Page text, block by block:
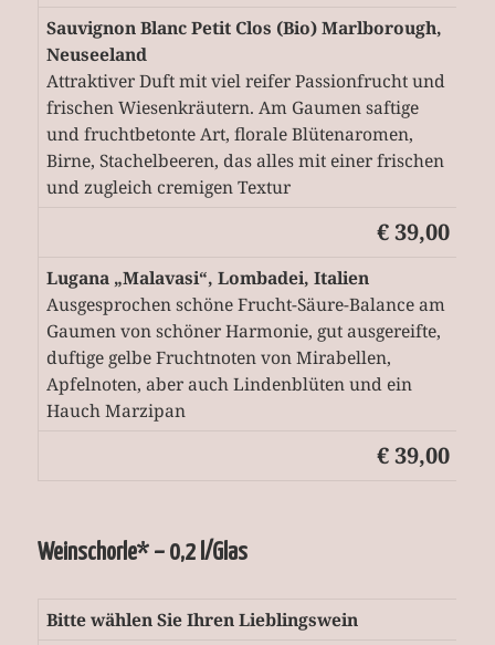
Sauvignon Blanc Petit Clos (Bio) Marlborough,
Neuseeland
Attraktiver Duft mit viel reifer Passionfrucht und
frischen Wiesenkräutern. Am Gaumen saftige
und fruchtbetonte Art, florale Blütenaromen,
Birne, Stachelbeeren, das alles mit einer frischen
und zugleich cremigen Textur
€ 39,00
Lugana „Malavasi“, Lombadei, Italien
Ausgesprochen schöne Frucht-Säure-Balance am
Gaumen von schöner Harmonie, gut ausgereifte,
duftige gelbe Fruchtnoten von Mirabellen,
Apfelnoten, aber auch Lindenblüten und ein
Hauch Marzipan
€ 39,00
Weinschorle* – 0,2 l/Glas
Bitte wählen Sie Ihren Lieblingswein